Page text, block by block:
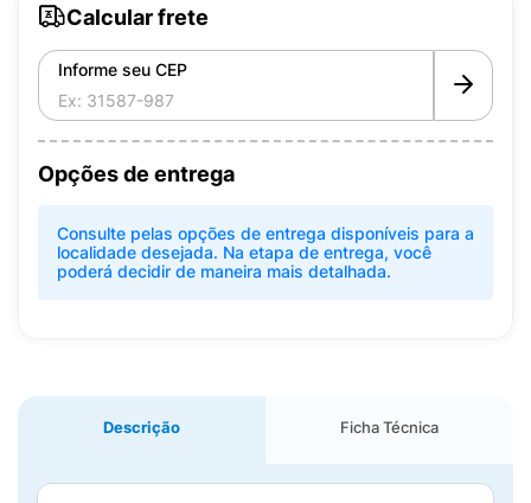
Calcular frete
Informe seu CEP
Opções de entrega
Consulte pelas opções de entrega disponíveis para a
localidade desejada. Na etapa de entrega, você
poderá decidir de maneira mais detalhada.
Descrição Ficha Técnica